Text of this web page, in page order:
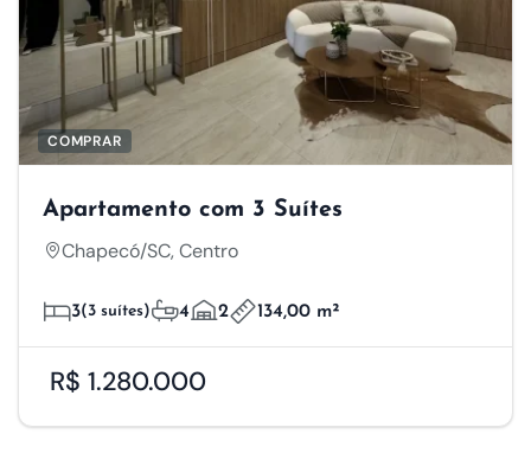
COMPRAR
Apartamento com 3 Suítes
Chapecó/SC, Centro
3(3 suítes) 4 2 134,00 m²
R$ 1.280.000